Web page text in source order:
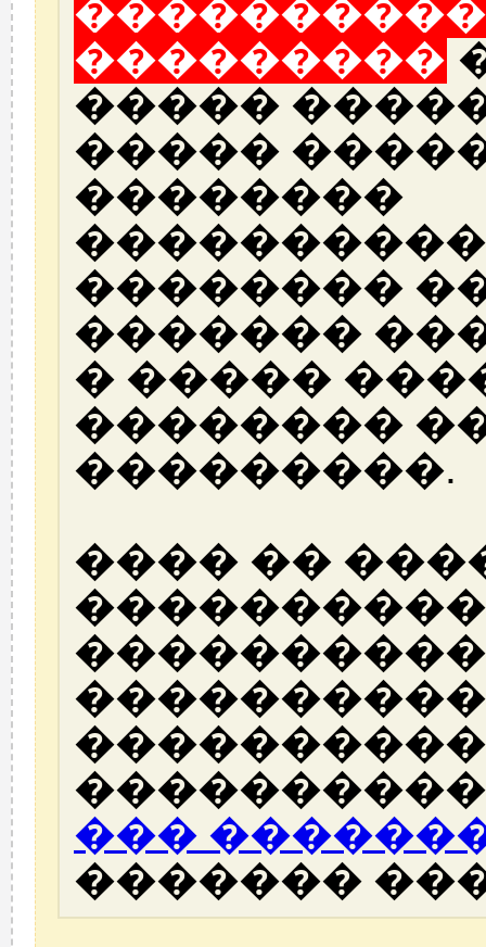
���������
�����
�����
��������
��������
�������
� �����
��������
���������.
���� ��
����������
���
�������